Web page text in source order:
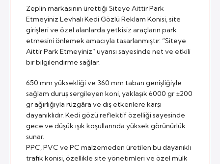
Zeplin markasının ürettiği Siteye Aittir Park
Etmeyiniz Levhalı Kedi Gözlü Reklam Konisi, site
girişleri ve özel alanlarda yetkisiz araçların park
etmesini önlemek amacıyla tasarlanmıştır. “Siteye
Aittir Park Etmeyiniz” uyarısı sayesinde net ve etkili
bir bilgilendirme sağlar.
650 mm yüksekliği ve 360 mm taban genişliğiyle
sağlam duruş sergileyen koni, yaklaşık 6000 gr ±200
gr ağırlığıyla rüzgâra ve dış etkenlere karşı
dayanıklıdır. Kedi gözü reflektif özelliği sayesinde
gece ve düşük ışık koşullarında yüksek görünürlük
sunar.
PPC, PVC ve PC malzemeden üretilen bu dayanıklı
trafik konisi, özellikle site yönetimleri ve özel mülk